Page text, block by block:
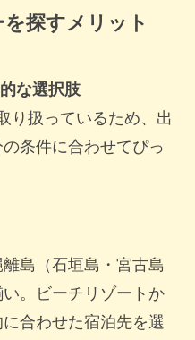
探すメリット
な選択肢
り扱っているため、出
条件に合わせてぴっ
島（石垣島・宮古島
。ビーチリゾートか
合わせた宿泊先を選